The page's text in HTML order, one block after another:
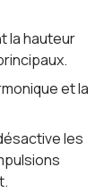
la hauteur
et la
les